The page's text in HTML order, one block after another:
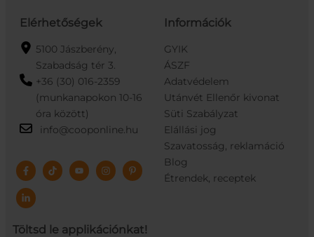
Elérhetőségek
5100 Jászberény,
Szabadság tér 3.
+36 (30) 016-2359
(munkanapokon 10-16
óra között)
info@cooponline.hu
Töltsd le applikációnkat!
Információk
GYIK
ÁSZF
Adatvédelem
Utánvét Ellenőr kivonat
Süti Szabályzat
Elállási jog
Szavatosság, reklamáció
Blog
Étrendek, receptek